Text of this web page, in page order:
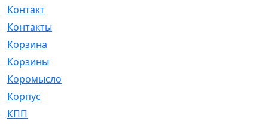
Контакт
Контакты
Корзина
Корзины
Коромысло
Корпус
КПП